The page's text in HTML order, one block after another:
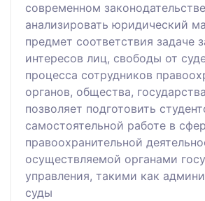
современном
анализировать юридический
предмет соответствия задаче
интересов лиц, свободы от
процесса сотрудников
органов, общества,
позволяет подготовить
самостоятельной работе в
правоохранительной
осуществляемой органами
управления, такими как
суды